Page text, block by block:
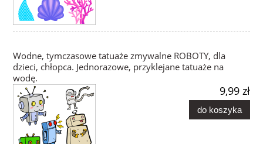
Wodne, tymczasowe tatuaże zmywalne ROBOTY, dla
dzieci, chłopca. Jednorazowe, przyklejane tatuaże na
wodę.
9,99 zł
do koszyka